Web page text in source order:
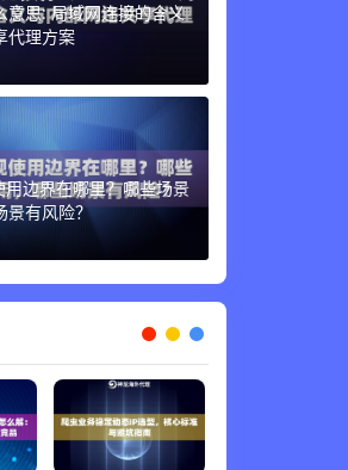
意思: 局域网连接的含义
代理方案
用边界在哪里？哪些场景
景有风险？